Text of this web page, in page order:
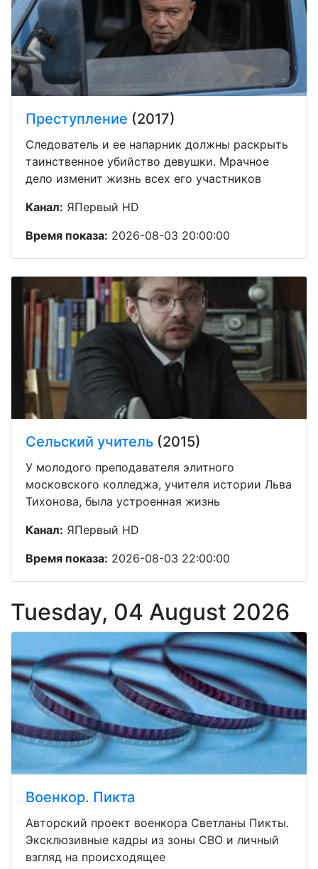
Преступление (2017)
Следователь и ее напарник должны раскрыть
таинственное убийство девушки. Мрачное
дело изменит жизнь всех его участников
Канал: ЯПервый HD
Время показа: 2026-08-03 20:00:00
Сельский учитель (2015)
У молодого преподавателя элитного
московского колледжа, учителя истории Льва
Тихонова, была устроенная жизнь
Канал: ЯПервый HD
Время показа: 2026-08-03 22:00:00
Tuesday, 04 August 2026
Военкор. Пикта
Авторский проект военкора Светланы Пикты.
Эксклюзивные кадры из зоны СВО и личный
взгляд на происходящее